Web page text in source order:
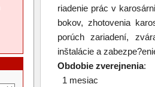
riadenie prác v
bokov, zhotovenia
porúch zariadení,
inštalácie a
Obdobie zverejnenia:
1 mesiac